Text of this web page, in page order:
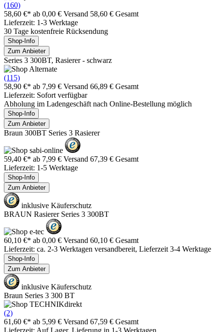
(160)
58,60 €* ab 0,00 € Versand 58,60 € Gesamt
Lieferzeit: 1-3 Werktage
30 Tage kostenfreie Rücksendung
Shop-Info
Zum Anbieter
Series 3 300BT, Rasierer - schwarz
(115)
58,90 €* ab 7,99 € Versand 66,89 € Gesamt
Lieferzeit: Sofort verfügbar
Abholung im Ladengeschäft nach Online-Bestellung möglich
Shop-Info
Zum Anbieter
Braun 300BT Series 3 Rasierer
59,40 €* ab 7,99 € Versand 67,39 € Gesamt
Lieferzeit: 1-5 Werktage
Shop-Info
Zum Anbieter
inklusive Käuferschutz
BRAUN Rasierer Series 3 300BT
60,10 €* ab 0,00 € Versand 60,10 € Gesamt
Lieferzeit: ca. 2-3 Werktagen versandbereit, Lieferzeit 3-4 Werktage
Shop-Info
Zum Anbieter
inklusive Käuferschutz
Braun Series 3 300 BT
(2)
61,60 €* ab 5,99 € Versand 67,59 € Gesamt
Lieferzeit: Auf Lager, Lieferung in 1-3 Werktagen